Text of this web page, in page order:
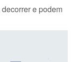
e podem